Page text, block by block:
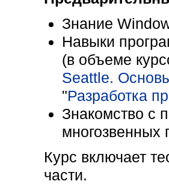
Знание
Навыки
(в объеме
Seattle.
"Разработка
Знакомство с
многозвенных
Курс включает
части.